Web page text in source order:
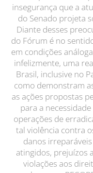
insegurança que a
do Senado projeta
Diante desses
do Fórum é no
em condições
infelizmente, uma
Brasil, inclusive no
como demonstram
as ações propostas
para a
operações de
tal violência contra
danos
atingidos, prejuízos
violações aos